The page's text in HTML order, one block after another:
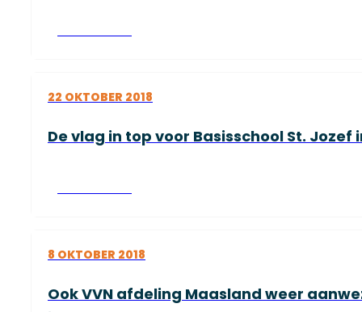
22 OKTOBER 2018
De vlag in top voor Basisschool St. Jozef
8 OKTOBER 2018
Ook VVN afdeling Maasland weer